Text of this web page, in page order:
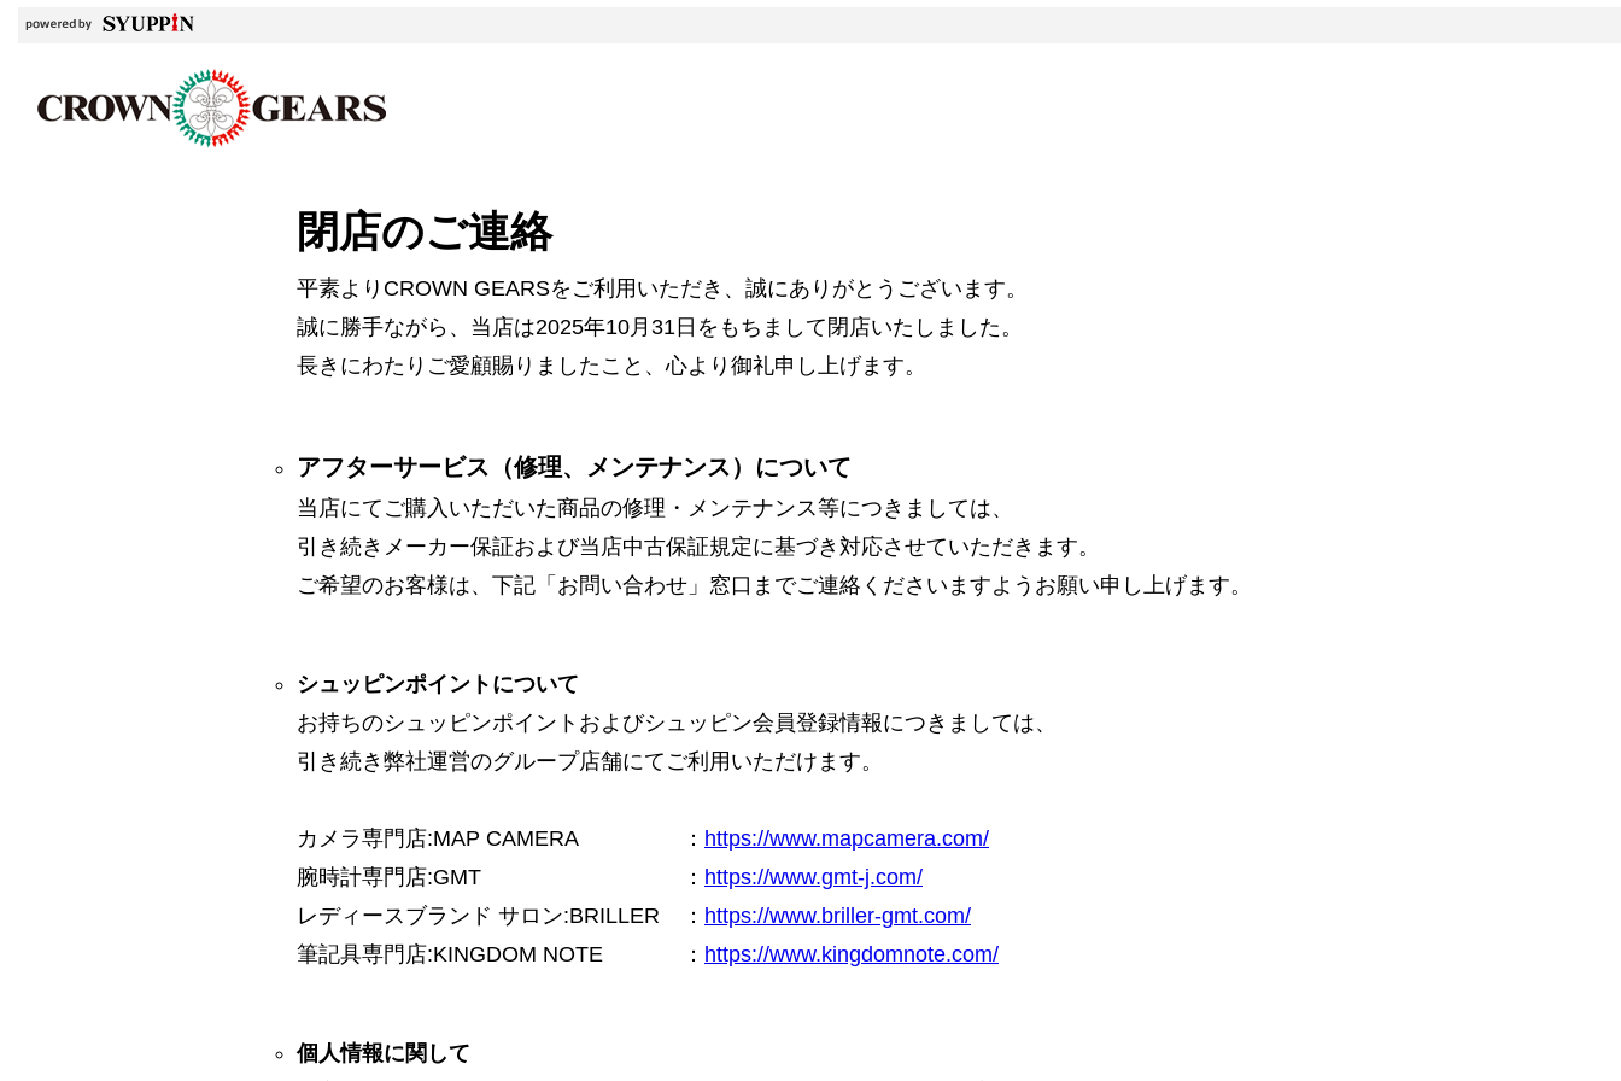
閉店のご連絡
平素よりCROWN GEARSをご利用いただき、誠にありがとうございます。
誠に勝手ながら、当店は2025年10月31日をもちまして閉店いたしました。
長きにわたりご愛顧賜りましたこと、心より御礼申し上げます。
アフターサービス（修理、メンテナンス）について
当店にてご購入いただいた商品の修理・メンテナンス等につきましては、
引き続きメーカー保証および当店中古保証規定に基づき対応させていただきます。
ご希望のお客様は、下記「お問い合わせ」窓口までご連絡くださいますようお願い申し上げます。
シュッピンポイントについて
お持ちのシュッピンポイントおよびシュッピン会員登録情報につきましては、
引き続き弊社運営のグループ店舗にてご利用いただけます。
カメラ専門店:MAP CAMERA ： https://www.mapcamera.com/
腕時計専門店:GMT
： https://www.gmt-j.com/
レディースブランド サロン:BRILLER
： https://www.briller-gmt.com/
筆記具専門店:KINGDOM NOTE
： https://www.kingdomnote.com/
個人情報に関して